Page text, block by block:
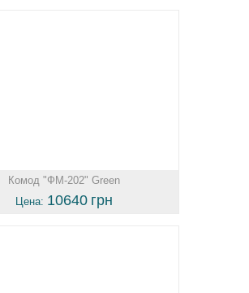
Комод "ФМ-202" Green
Цена: 10640 грн